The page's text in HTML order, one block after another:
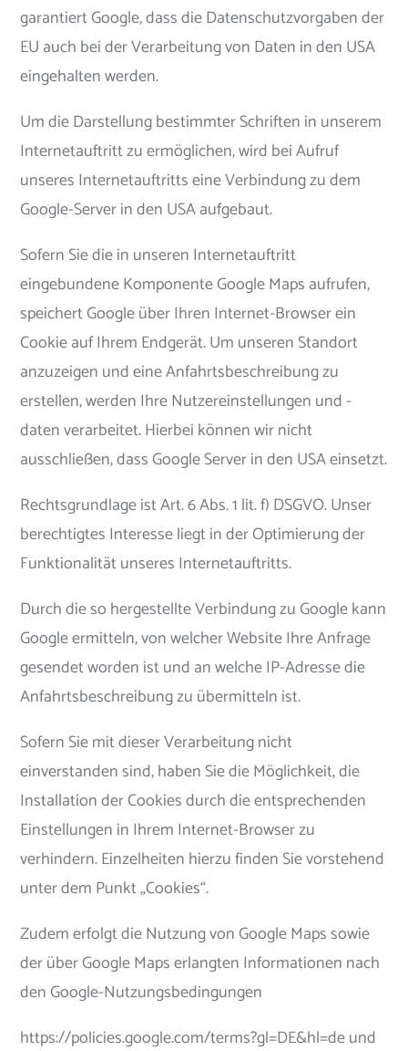
garantiert Google, dass die Datenschutzvorgaben der
EU auch bei der Verarbeitung von Daten in den USA
eingehalten werden.
Um die Darstellung bestimmter Schriften in unserem
Internetauftritt zu ermöglichen, wird bei Aufruf
unseres Internetauftritts eine Verbindung zu dem
Google-Server in den USA aufgebaut.
Sofern Sie die in unseren Internetauftritt
eingebundene Komponente Google Maps aufrufen,
speichert Google über Ihren Internet-Browser ein
Cookie auf Ihrem Endgerät. Um unseren Standort
anzuzeigen und eine Anfahrtsbeschreibung zu
erstellen, werden Ihre Nutzereinstellungen und -
daten verarbeitet. Hierbei können wir nicht
ausschließen, dass Google Server in den USA einsetzt.
Rechtsgrundlage ist Art. 6 Abs. 1 lit. f) DSGVO. Unser
berechtigtes Interesse liegt in der Optimierung der
Funktionalität unseres Internetauftritts.
Durch die so hergestellte Verbindung zu Google kann
Google ermitteln, von welcher Website Ihre Anfrage
gesendet worden ist und an welche IP-Adresse die
Anfahrtsbeschreibung zu übermitteln ist.
Sofern Sie mit dieser Verarbeitung nicht
einverstanden sind, haben Sie die Möglichkeit, die
Installation der Cookies durch die entsprechenden
Einstellungen in Ihrem Internet-Browser zu
verhindern. Einzelheiten hierzu finden Sie vorstehend
unter dem Punkt „Cookies“.
Zudem erfolgt die Nutzung von Google Maps sowie
der über Google Maps erlangten Informationen nach
den Google-Nutzungsbedingungen
https://policies.google.com/terms?gl=DE&hl=de und